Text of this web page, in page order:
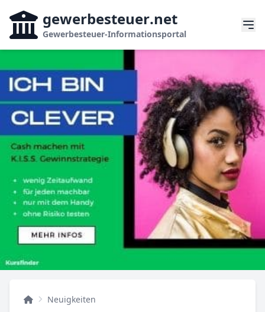
gewerbesteuer.net
Gewerbesteuer-Informationsportal
Neuigkeiten